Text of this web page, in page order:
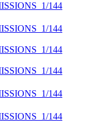
144
144
144
144
144
144